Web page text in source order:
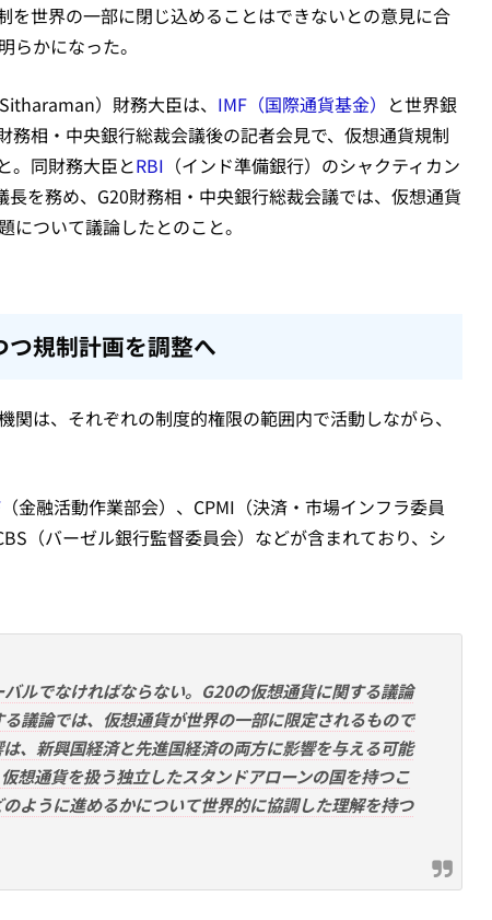
を世界の一部に閉じ込めることはできないとの意見に合
らかになった。
）財務大臣は、 IMF（国際通貨基金） と世界銀
務相・中央銀行総裁会議後の記者会見で、仮想通貨規制
。同財務大臣とRBI （インド準備銀行）のシャクティカン
を務め、G20財務相・中央銀行総裁会議では、仮想通貨
ついて議論したとのこと。
規制計画を調整へ
は、それぞれの制度的権限の範囲内で活動しながら、
（金融活動作業部会）、CPMI（決済・市場インフラ委員
（バーゼル銀行監督委員会）などが含まれており、シ
ルでなければならない。G20の仮想通貨に関する議論
議論では、仮想通貨が世界の一部に限定されるもので
、新興国経済と先進国経済の両方に影響を与える可能
想通貨を扱う独立したスタンドアローンの国を持つこ
ように進めるかについて世界的に協調した理解を持つ